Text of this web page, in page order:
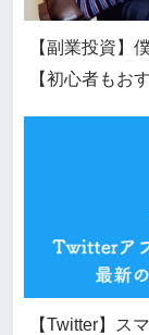
【副業投資】
【初心者もお
【Twitter】ス